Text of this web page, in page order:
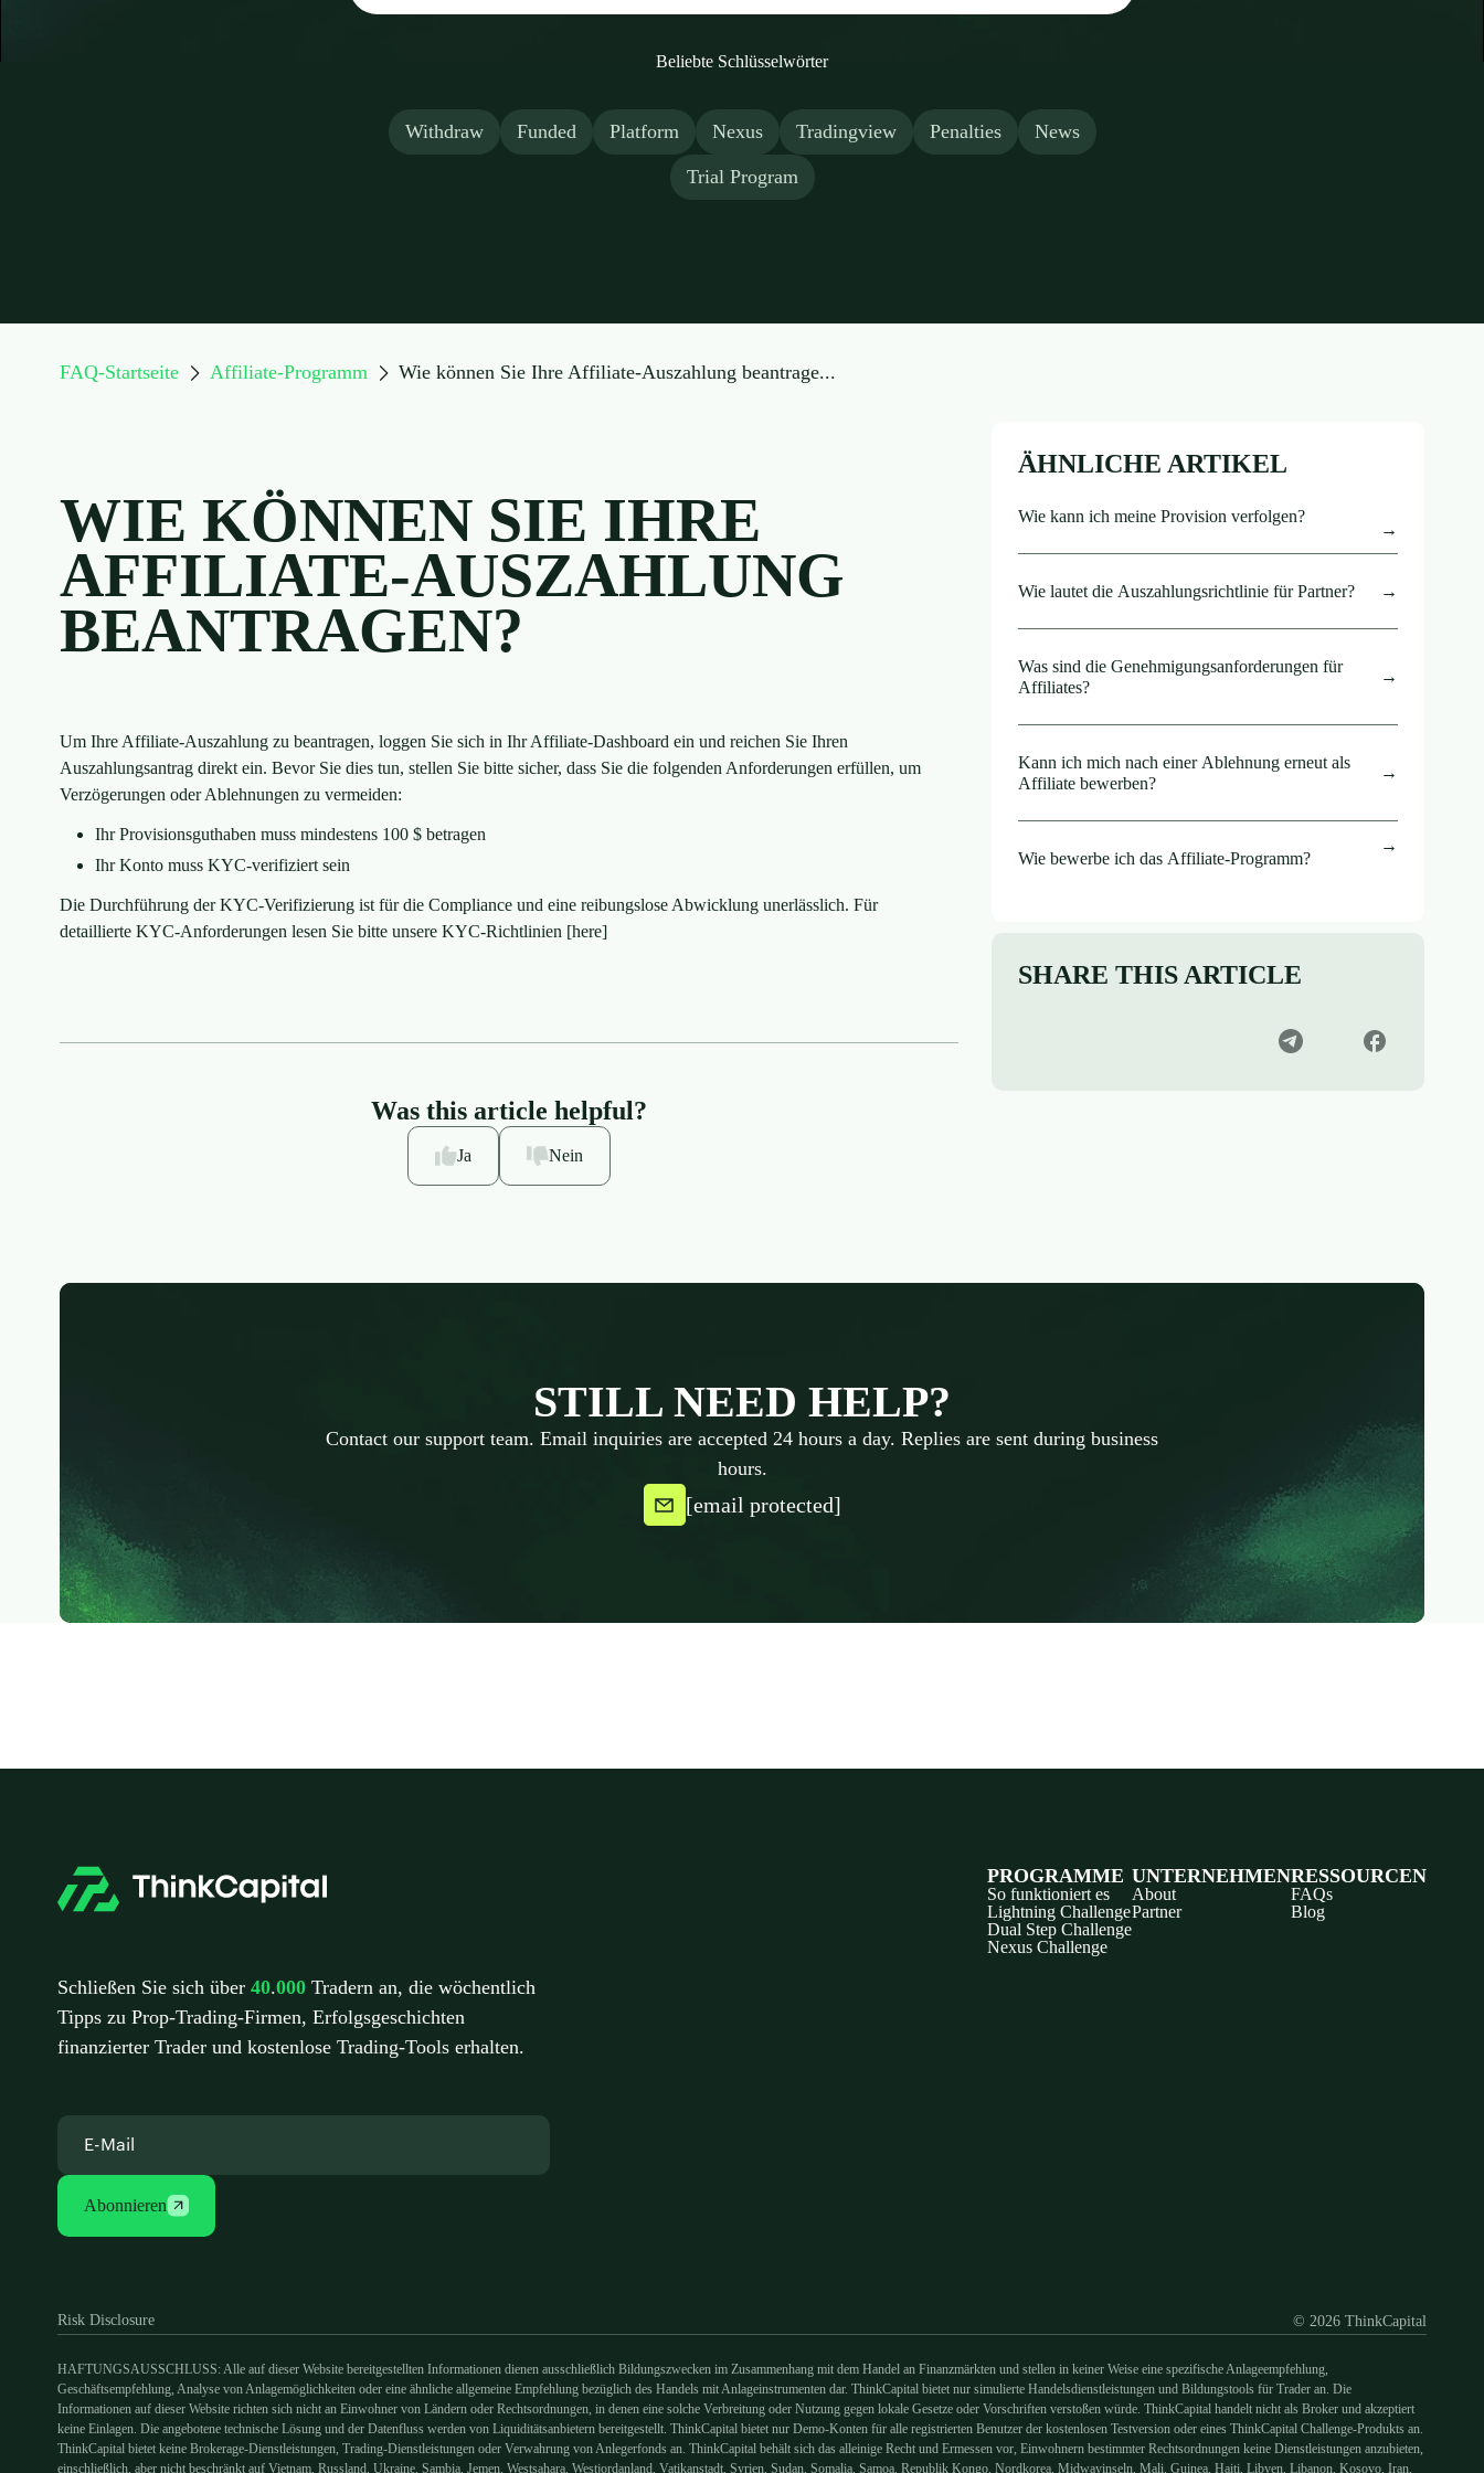
Beliebte Schlüsselwörter
Withdraw Funded Platform Nexus Tradingview Penalties News
Trial Program
FAQ-Startseite Affiliate-Programm Wie können Sie Ihre Affiliate-Auszahlung beantrage...
WIE KÖNNEN SIE IHRE
AFFILIATE-AUSZAHLUNG
BEANTRAGEN?
Um Ihre Affiliate-Auszahlung zu beantragen, loggen Sie sich in Ihr Affiliate-Dashboard ein und reichen Sie Ihren
Auszahlungsantrag direkt ein. Bevor Sie dies tun, stellen Sie bitte sicher, dass Sie die folgenden Anforderungen erfüllen, um
Verzögerungen oder Ablehnungen zu vermeiden:
Ihr Provisionsguthaben muss mindestens 100 $ betragen
Ihr Konto muss KYC-verifiziert sein
Die Durchführung der KYC-Verifizierung ist für die Compliance und eine reibungslose Abwicklung unerlässlich. Für
detaillierte KYC-Anforderungen lesen Sie bitte unsere KYC-Richtlinien [here]
Was this article helpful?
Ja Nein
ÄHNLICHE ARTIKEL
Wie kann ich meine Provision verfolgen?
Wie lautet die Auszahlungsrichtlinie für Partner?
Was sind die Genehmigungsanforderungen für
Affiliates?
Kann ich mich nach einer Ablehnung erneut als
Affiliate bewerben?
Wie bewerbe ich das Affiliate-Programm?
SHARE THIS ARTICLE
STILL NEED HELP?
Contact our support team. Email inquiries are accepted 24 hours a day. Replies are sent during business
hours.
[email protected]
Schließen Sie sich über 40.000 Tradern an, die wöchentlich
Tipps zu Prop-Trading-Firmen, Erfolgsgeschichten
finanzierter Trader und kostenlose Trading-Tools erhalten.
Abonnieren
PROGRAMME
So funktioniert es
Lightning Challenge
Dual Step Challenge
Nexus Challenge
UNTERNEHMEN
About
Partner
RESSOURCEN
FAQs
Blog
Risk Disclosure © 2026 ThinkCapital
HAFTUNGSAUSSCHLUSS: Alle auf dieser Website bereitgestellten Informationen dienen ausschließlich Bildungszwecken im Zusammenhang mit dem Handel an Finanzmärkten und stellen in keiner Weise eine spezifische Anlageempfehlung,
Geschäftsempfehlung, Analyse von Anlagemöglichkeiten oder eine ähnliche allgemeine Empfehlung bezüglich des Handels mit Anlageinstrumenten dar. ThinkCapital bietet nur simulierte Handelsdienstleistungen und Bildungstools für Trader an. Die
Informationen auf dieser Website richten sich nicht an Einwohner von Ländern oder Rechtsordnungen, in denen eine solche Verbreitung oder Nutzung gegen lokale Gesetze oder Vorschriften verstoßen würde. ThinkCapital handelt nicht als Broker und akzeptiert
keine Einlagen. Die angebotene technische Lösung und der Datenfluss werden von Liquiditätsanbietern bereitgestellt. ThinkCapital bietet nur Demo-Konten für alle registrierten Benutzer der kostenlosen Testversion oder eines ThinkCapital Challenge-Produkts an.
ThinkCapital bietet keine Brokerage-Dienstleistungen, Trading-Dienstleistungen oder Verwahrung von Anlegerfonds an. ThinkCapital behält sich das alleinige Recht und Ermessen vor, Einwohnern bestimmter Rechtsordnungen keine Dienstleistungen anzubieten,
einschließlich, aber nicht beschränkt auf Vietnam, Russland, Ukraine, Sambia, Jemen, Westsahara, Westjordanland, Vatikanstadt, Syrien, Sudan, Somalia, Samoa, Republik Kongo, Nordkorea, Midwayinseln, Mali, Guinea, Haiti, Libyen, Libanon, Kosovo, Iran,